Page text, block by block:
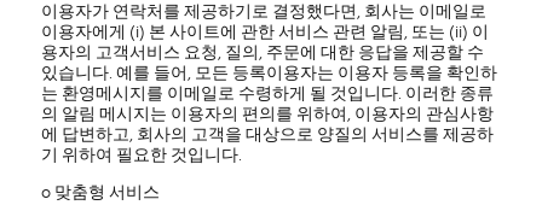
이용자가 연락처를 제공하기로 결정했다면, 회사는 이메일로
이용자에게 (i) 본 사이트에 관한 서비스 관련 알림, 또는 (ii) 이
용자의 고객서비스 요청, 질의, 주문에 대한 응답을 제공할 수
있습니다. 예를 들어, 모든 등록이용자는 이용자 등록을 확인하
는 환영메시지를 이메일로 수령하게 될 것입니다. 이러한 종류
의 알림 메시지는 이용자의 편의를 위하여, 이용자의 관심사항
에 답변하고, 회사의 고객을 대상으로 양질의 서비스를 제공하
기 위하여 필요한 것입니다.
ο 맞춤형 서비스